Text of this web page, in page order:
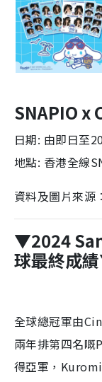
SNAPIO x
日期: 由即日至
地點: 香港全線
資料及圖片來
▼2024
球最終成
全球總冠軍由
兩年排第四名嘅
得亞軍，